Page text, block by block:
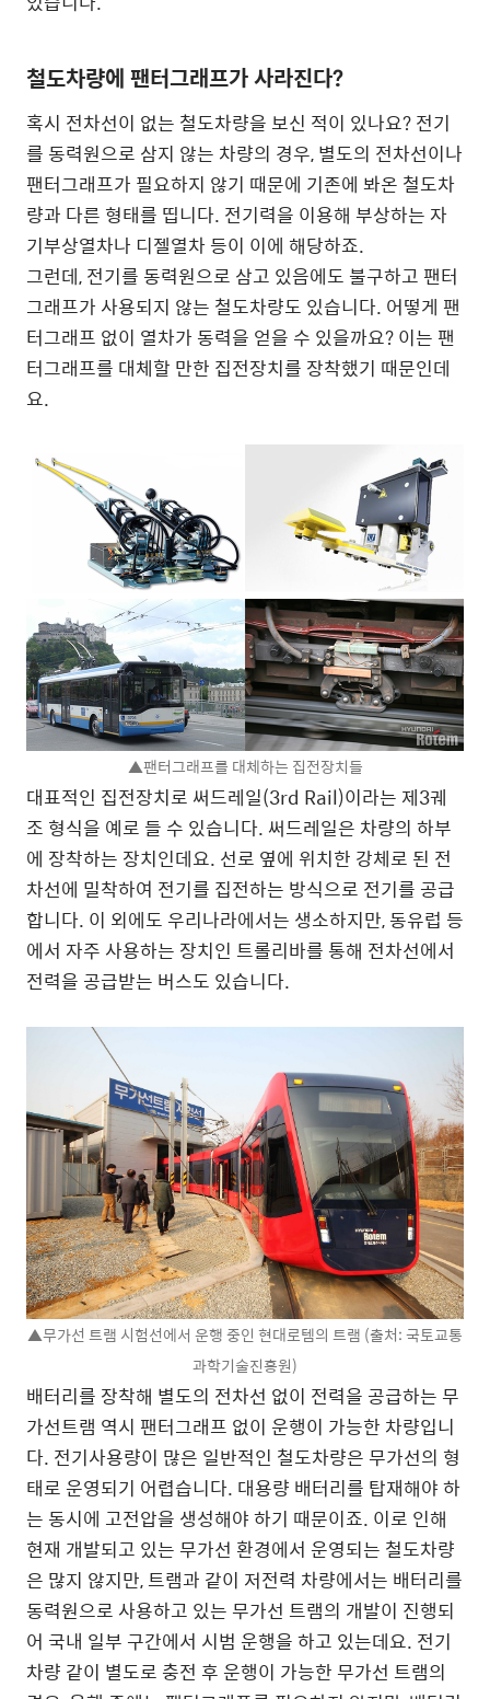
철도차량에 팬터그래프가 사라진다?
혹시 전차선이 없는 철도차량을 보신 적이 있나요? 전기
를 동력원으로 삼지 않는 차량의 경우, 별도의 전차선이나
팬터그래프가 필요하지 않기 때문에 기존에 봐온 철도차
량과 다른 형태를 띱니다. 전기력을 이용해 부상하는 자
기부상열차나 디젤열차 등이 이에 해당하죠.
그런데, 전기를 동력원으로 삼고 있음에도 불구하고 팬터
그래프가 사용되지 않는 철도차량도 있습니다. 어떻게 팬
터그래프 없이 열차가 동력을 얻을 수 있을까요? 이는 팬
터그래프를 대체할 만한 집전장치를 장착했기 때문인데
요.
▲팬터그래프를 대체하는 집전장치들
대표적인 집전장치로 써드레일(3rd Rail)이라는 제3궤
조 형식을 예로 들 수 있습니다. 써드레일은 차량의 하부
에 장착하는 장치인데요. 선로 옆에 위치한 강체로 된 전
차선에 밀착하여 전기를 집전하는 방식으로 전기를 공급
합니다. 이 외에도 우리나라에서는 생소하지만, 동유럽 등
에서 자주 사용하는 장치인 트롤리바를 통해 전차선에서
전력을 공급받는 버스도 있습니다.
▲무가선 트램 시험선에서 운행 중인 현대로템의 트램 (출처: 국토교통
과학기술진흥원)
배터리를 장착해 별도의 전차선 없이 전력을 공급하는 무
가선트램 역시 팬터그래프 없이 운행이 가능한 차량입니
다. 전기사용량이 많은 일반적인 철도차량은 무가선의 형
태로 운영되기 어렵습니다. 대용량 배터리를 탑재해야 하
는 동시에 고전압을 생성해야 하기 때문이죠. 이로 인해
현재 개발되고 있는 무가선 환경에서 운영되는 철도차량
은 많지 않지만, 트램과 같이 저전력 차량에서는 배터리를
동력원으로 사용하고 있는 무가선 트램의 개발이 진행되
어 국내 일부 구간에서 시범 운행을 하고 있는데요. 전기
차량 같이 별도로 충전 후 운행이 가능한 무가선 트램의